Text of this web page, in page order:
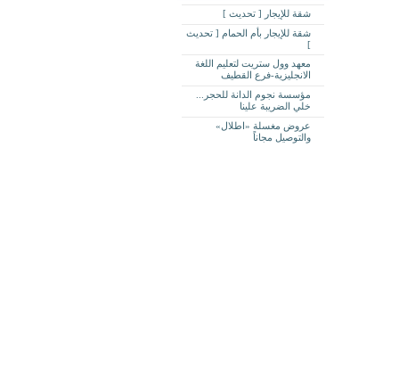
شقة للإيجار [ تحديث ]
شقة للإيجار بأم الحمام [ تحديث
]
معهد وول ستريت لتعليم اللغة
الانجليزية-فرع القطيف‏
مؤسسة نجوم الدانة للحجر...
خلي الضريبة علينا
عروض مغسلة «اطلال»
والتوصيل مجاناً